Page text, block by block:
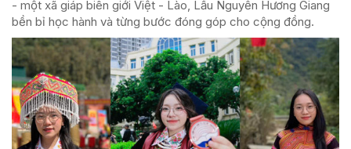
- một xã giáp biên giới Việt - Lào, Lầu Nguyễn Hương Giang
bền bỉ học hành và từng bước đóng góp cho cộng đồng.